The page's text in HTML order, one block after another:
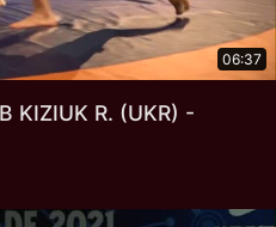
06:37
KIZIUK R. (UKR) -